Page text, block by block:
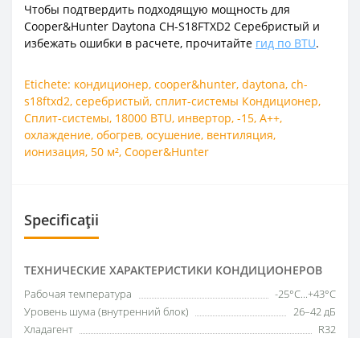
Чтобы подтвердить подходящую мощность для
Cooper&Hunter Daytona CH-S18FTXD2 Серебристый и
избежать ошибки в расчете, прочитайте гид по BTU.
Etichete: кондиционер, cooper&hunter, daytona, ch-
s18ftxd2, серебристый, сплит-системы Кондиционер,
Сплит-системы, 18000 BTU, инвертор, -15, A++,
охлаждение, обогрев, осушение, вентиляция,
ионизация, 50 м², Cooper&Hunter
Specificații
ТЕХНИЧЕСКИЕ ХАРАКТЕРИСТИКИ КОНДИЦИОНЕРОВ
Рабочая температура
-25°C...+43°C
Уровень шума (внутренний блок)
26–42 дБ
Хладагент
R32